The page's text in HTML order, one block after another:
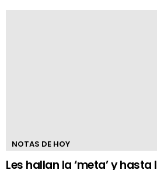
NOTAS DE HOY
Les hallan la ‘meta’ y